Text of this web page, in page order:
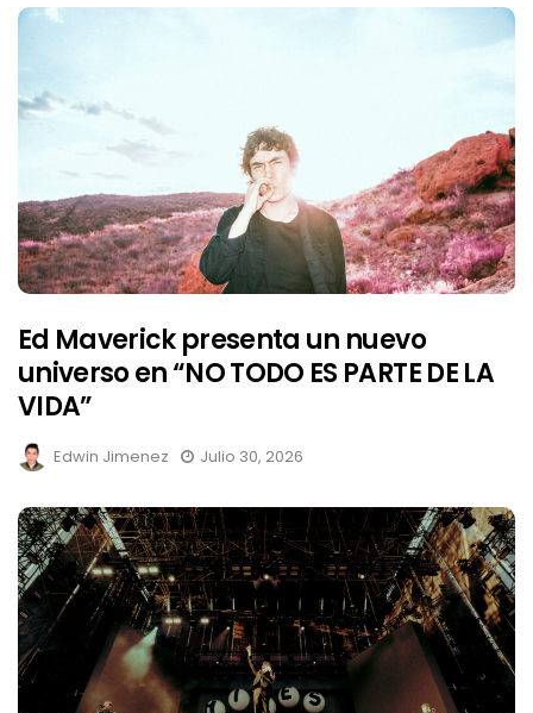
Ed Maverick presenta un nuevo
universo en “NO TODO ES PARTE DE LA
VIDA”
Edwin Jimenez Julio 30, 2026